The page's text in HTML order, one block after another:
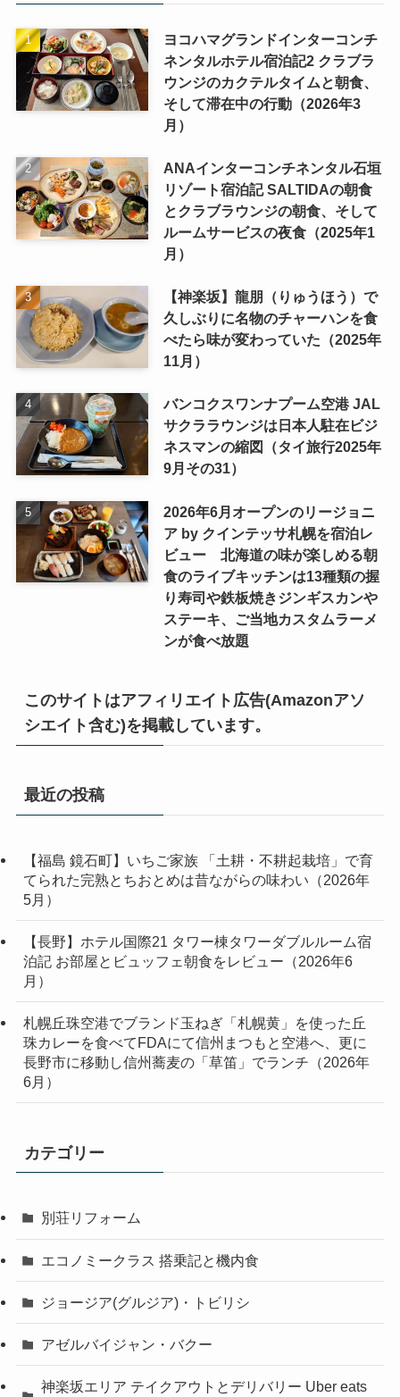
ヨコハマグランドインターコンチ
ネンタルホテル宿泊記2 クラブラ
ウンジのカクテルタイムと朝食、
そして滞在中の行動（2026年3
月）
ANAインターコンチネンタル石垣
リゾート宿泊記 SALTIDAの朝食
とクラブラウンジの朝食、そして
ルームサービスの夜食（2025年1
月）
【神楽坂】龍朋（りゅうほう）で
久しぶりに名物のチャーハンを食
べたら味が変わっていた（2025年
11月）
バンコクスワンナプーム空港 JAL
サクララウンジは日本人駐在ビジ
ネスマンの縮図（タイ旅行2025年
9月その31）
2026年6月オープンのリージョニ
ア by クインテッサ札幌を宿泊レ
ビュー 北海道の味が楽しめる朝
食のライブキッチンは13種類の握
り寿司や鉄板焼きジンギスカンや
ステーキ、ご当地カスタムラーメ
ンが食べ放題
このサイトはアフィリエイト広告(Amazonアソ
シエイト含む)を掲載しています。
最近の投稿
【福島 鏡石町】いちご家族 「土耕・不耕起栽培」で育
てられた完熟とちおとめは昔ながらの味わい（2026年
5月）
【長野】ホテル国際21 タワー棟タワーダブルルーム宿
泊記 お部屋とビュッフェ朝食をレビュー（2026年6
月）
札幌丘珠空港でブランド玉ねぎ「札幌黄」を使った丘
珠カレーを食べてFDAにて信州まつもと空港へ、更に
長野市に移動し信州蕎麦の「草笛」でランチ（2026年
6月）
カテゴリー
別荘リフォーム
エコノミークラス 搭乗記と機内食
ジョージア(グルジア)・トビリシ
アゼルバイジャン・バクー
神楽坂エリア テイクアウトとデリバリー Uber eats